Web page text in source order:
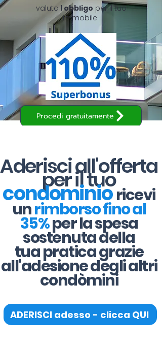
valuta l'obbligo per il tuo
immobile
Procedi gratuitamente
Aderisci all'offerta
per il tuo
condominioricevi
unrimborso fino al
35%per la spesa
sostenuta della
tua pratica grazie
all'adesione degli altri
condòmini
ADERISCI adesso - clicca QUI